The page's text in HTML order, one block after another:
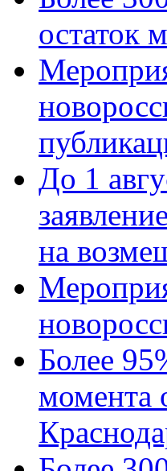
остаток
До 1
на
Более
момента